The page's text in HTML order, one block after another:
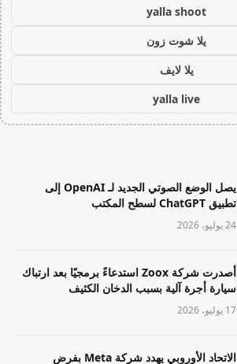
yalla shoot
يلا شوت زون
يلا لايف
yalla live
يصل الوضع الصوتي الجديد لـ OpenAI إلى
تطبيق ChatGPT لسطح المكتب
24 يوليو، 2026
أصدرت شركة Zoox استدعاءً برمجيًا بعد ارتباك
سيارة أجرة آلية بسبب الدخان الكثيف
17 يوليو، 2026
الاتحاد الأوروبي يهدد شركة Meta بفرض